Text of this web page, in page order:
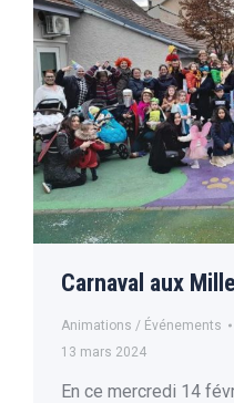
Carnaval aux
Animations / Événements
13 mars 2024
En ce mercredi 14